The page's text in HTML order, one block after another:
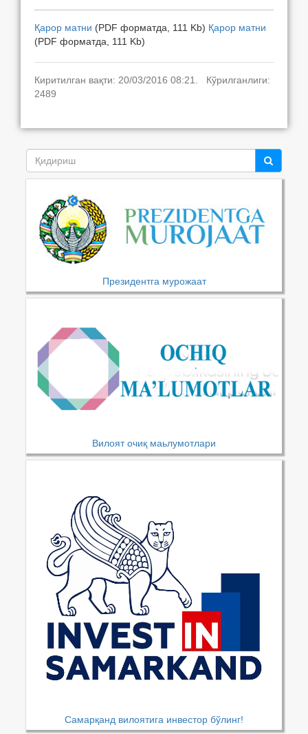
Қарор матни (PDF форматда, 111 Kb) Қарор матни
(PDF форматда, 111 Kb)
Киритилган вақти: 20/03/2016 08:21. Кўрилганлиги:
2489
Президентга мурожаат
Вилоят очиқ маьлумотлари
Самарқанд вилоятига инвестор бўлинг!